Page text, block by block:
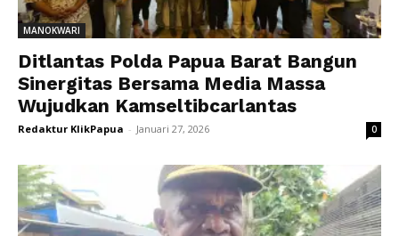
MANOKWARI
Ditlantas Polda Papua Barat Bangun
Sinergitas Bersama Media Massa
Wujudkan Kamseltibcarlantas
Redaktur KlikPapua - Januari 27, 2026 0